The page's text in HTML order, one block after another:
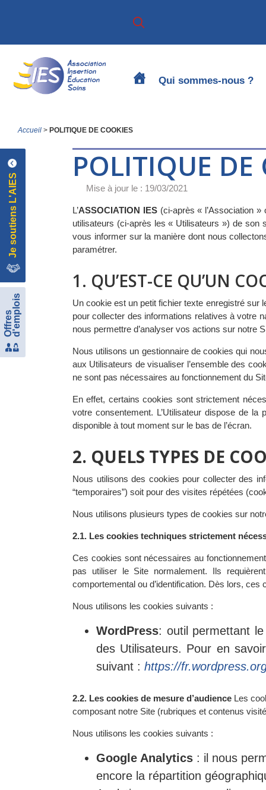
la
navigation
principale
contenu
principal
Qui sommes-nous ?
Accueil > POLITIQUE DE COOKIES
POLITIQUE DE
Mise à jour le : 19/03/2021
L’ASSOCIATION IES (ci-après « l’Association
utilisateurs (ci-après les « Utilisateurs ») de son
vous informer sur la manière dont nous
paramétrer.
1. QU’EST-CE QU’UN
Un cookie est un petit fichier texte enregistré sur
pour collecter des informations relatives à votre
nous permettre d’analyser vos actions sur notre
Nous utilisons un gestionnaire de cookies qui
aux Utilisateurs de visualiser l’ensemble des
ne sont pas nécessaires au fonctionnement du
En effet, certains cookies sont strictement
votre consentement. L’Utilisateur dispose de
disponible à tout moment sur le bas de l’écran.
2. QUELS TYPES DE
Nous utilisons des cookies pour collecter des
“temporaires”) soit pour des visites répétées
Nous utilisons plusieurs types de cookies sur
2.1. Les cookies techniques strictement
Ces cookies sont nécessaires au
pas utiliser le Site normalement. Ils
comportemental ou d’identification. Dès lors,
Nous utilisons les cookies suivants :
WordPress: outil permettant
des Utilisateurs. Pour en
suivant : https://
2.2. Les cookies de mesure d’audience Les
composant notre Site (rubriques et contenus
Nous utilisons les cookies suivants :
Google Analytics : il nous
encore la répartition
Je soutiens L'AIES
Je soutiens L'AIES
Offresd'emplois